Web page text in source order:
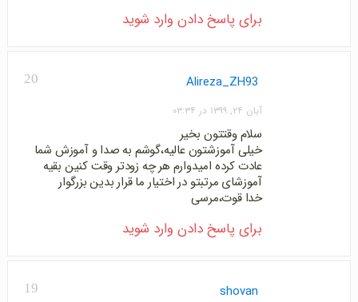
برای پاسخ دادن وارد شوید
20 Alireza_ZH93
آبان ۲۴, ۱۳۹۹ در ۰۳:۳۴
سلام وقتتون بخیر
خیلی آموزشتون عالیه،گوشم به صدا و آموزش شما
عادت کرده امیدوارم هر چه زودتر وقت کنین بقیه
آموزشای مرتبتو در اختیار ما قرار بدین بزرگوار
خدا قوت،مرسی
برای پاسخ دادن وارد شوید
19 shovan